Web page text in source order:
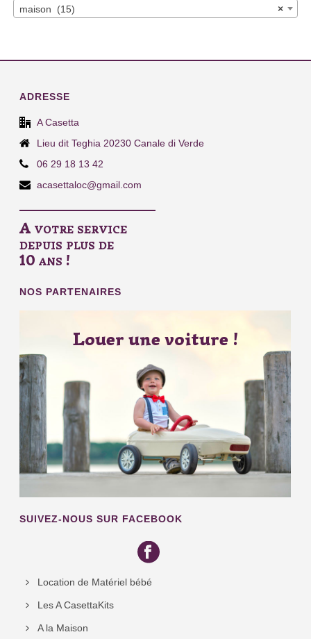
×
maison (15)
ADRESSE
A Casetta
Lieu dit Teghia 20230 Canale di Verde
06 29 18 13 42
acasettaloc@gmail.com
A votre service
depuis plus de
10 ans !
NOS PARTENAIRES
Louer une voiture !
SUIVEZ-NOUS SUR FACEBOOK
Location de Matériel bébé
Les A CasettaKits
A la Maison